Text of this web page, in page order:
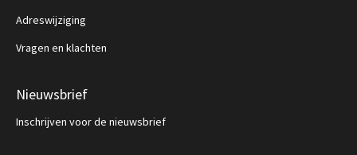
Adreswijziging
Vragen en klachten
Nieuwsbrief
Inschrijven voor de nieuwsbrief